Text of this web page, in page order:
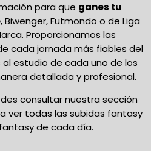
para que ganes tu
, Biwenger, Futmondo o de Liga
Proporcionamos las
cada jornada más fiables del
estudio de cada uno de los
detallada y profesional.
consultar nuestra sección
ver todas las subidas fantasy
de cada día.